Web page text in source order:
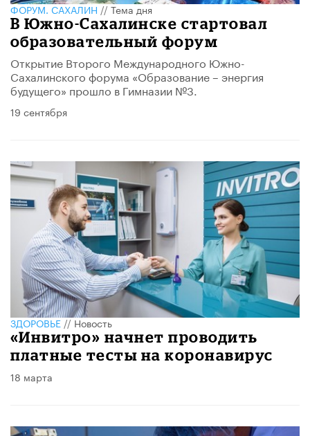
ФОРУМ. САХАЛИН//Тема дня
​В Южно-Сахалинске стартовал
образовательный форум
Открытие Второго Международного Южно-
Сахалинского форума «Образование – энергия
будущего» прошло в Гимназии №3.
19 сентября
ЗДОРОВЬЕ//Новость
«Инвитро» начнет проводить
платные тесты на коронавирус
18 марта